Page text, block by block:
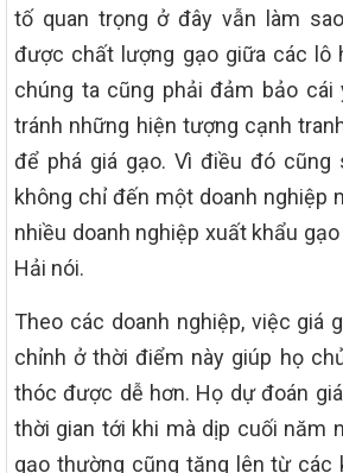
tố quan trọng ở đây vẫn làm
được chất lượng gạo giữa các lô
chúng ta cũng phải đảm bảo cái
tránh những hiện tượng cạnh
để phá giá gạo. Vì điều đó cũng
không chỉ đến một doanh nghiệp
nhiều doanh nghiệp xuất khẩu gạo
Hải nói.
Theo các doanh nghiệp, việc giá
chỉnh ở thời điểm này giúp họ
thóc được dễ hơn. Họ dự đoán
thời gian tới khi mà dịp cuối năm
gạo thường cũng tăng lên từ các